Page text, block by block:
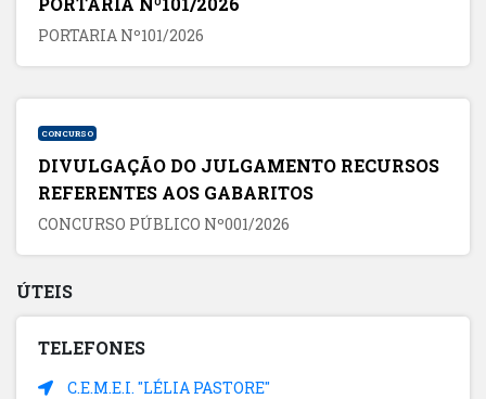
PORTARIA Nº101/2026
CONCURSO
DIVULGAÇÃO DO JULGAMENTO RECURSOS
REFERENTES AOS GABARITOS
CONCURSO PÚBLICO Nº001/2026
ÚTEIS
TELEFONES
C.E.M.E.I. "LÉLIA PASTORE"